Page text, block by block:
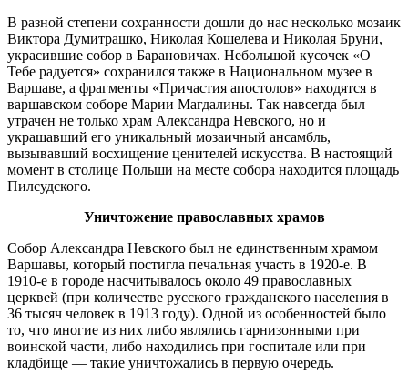
В разной степени сохранности дошли до нас несколько мозаик
Виктора Думитрашко, Николая Кошелева и Николая Бруни,
украсившие собор в Барановичах. Небольшой кусочек «О
Тебе радуется» сохранился также в Национальном музее в
Варшаве, а фрагменты «Причастия апостолов» находятся в
варшавском соборе Марии Магдалины. Так навсегда был
утрачен не только храм Александра Невского, но и
украшавший его уникальный мозаичный ансамбль,
вызывавший восхищение ценителей искусства. В настоящий
момент в столице Польши на месте собора находится площадь
Пилсудского.
Уничтожение православных храмов
Собор Александра Невского был не единственным храмом
Варшавы, который постигла печальная участь в 1920-е. В
1910-е в городе насчитывалось около 49 православных
церквей (при количестве русского гражданского населения в
36 тысяч человек в 1913 году). Одной из особенностей было
то, что многие из них либо являлись гарнизонными при
воинской части, либо находились при госпитале или при
кладбище — такие уничтожались в первую очередь.